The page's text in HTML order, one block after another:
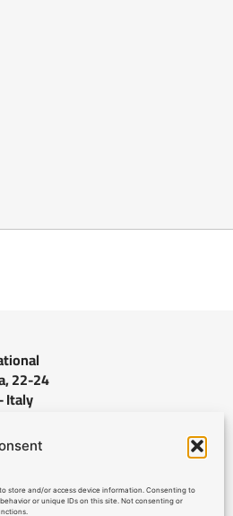
store and/or access device information. Consenting to
or unique IDs on this site. Not consenting or
22-24
Italy